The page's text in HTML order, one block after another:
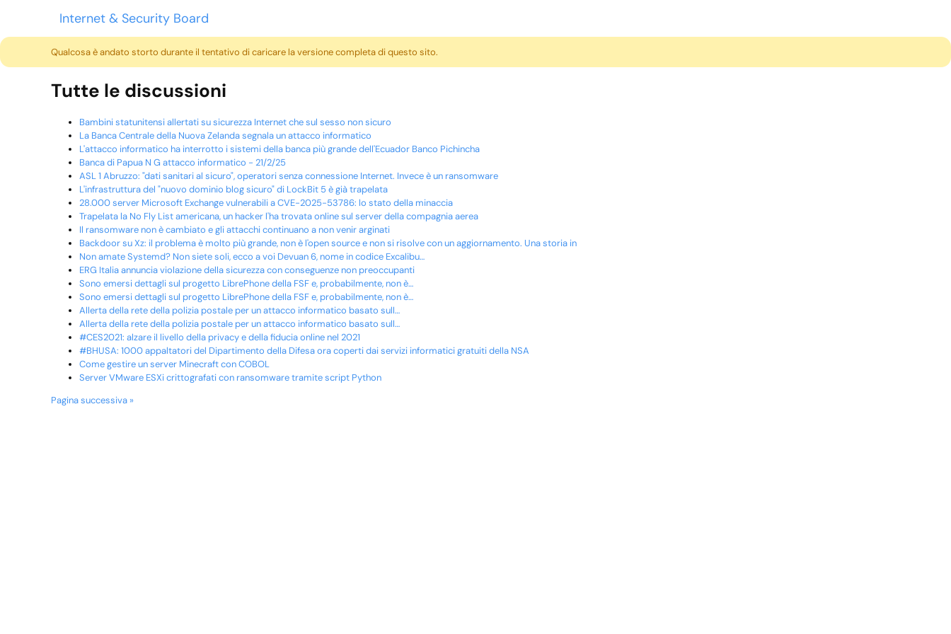
Internet & Security Board
Qualcosa è andato storto durante il tentativo di caricare la versione completa di questo sito.
Tutte le discussioni
Bambini statunitensi allertati su sicurezza Internet che sul sesso non sicuro
La Banca Centrale della Nuova Zelanda segnala un attacco informatico
L'attacco informatico ha interrotto i sistemi della banca più grande dell'Ecuador Banco Pichincha
Banca di Papua N G attacco informatico - 21/2/25
ASL 1 Abruzzo: "dati sanitari al sicuro", operatori senza connessione Internet. Invece è un ransomware
L'infrastruttura del "nuovo dominio blog sicuro" di LockBit 5 è già trapelata
28.000 server Microsoft Exchange vulnerabili a CVE-2025-53786: lo stato della minaccia
Trapelata la No Fly List americana, un hacker l'ha trovata online sul server della compagnia aerea
Il ransomware non è cambiato e gli attacchi continuano a non venir arginati
Backdoor su Xz: il problema è molto più grande, non è l'open source e non si risolve con un aggiornamento. Una storia in
Non amate Systemd? Non siete soli, ecco a voi Devuan 6, nome in codice Excalibu…
ERG Italia annuncia violazione della sicurezza con conseguenze non preoccupanti
Sono emersi dettagli sul progetto LibrePhone della FSF e, probabilmente, non è…
Sono emersi dettagli sul progetto LibrePhone della FSF e, probabilmente, non è…
Allerta della rete della polizia postale per un attacco informatico basato sull…
Allerta della rete della polizia postale per un attacco informatico basato sull…
#CES2021: alzare il livello della privacy e della fiducia online nel 2021
#BHUSA: 1000 appaltatori del Dipartimento della Difesa ora coperti dai servizi informatici gratuiti della NSA
Come gestire un server Minecraft con COBOL
Server VMware ESXi crittografati con ransomware tramite script Python
Pagina successiva »